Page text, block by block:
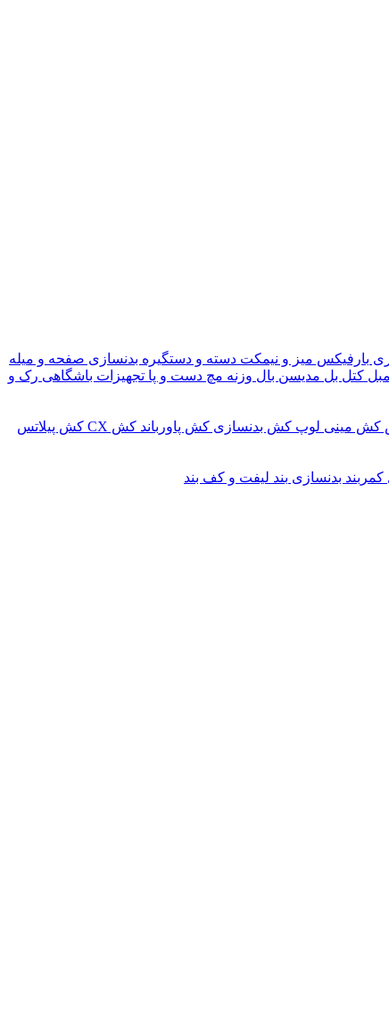
بارفیکس میز و نیمکت دسته و دستگیره بدنسازی صفحه و میله
کتل بل مدیسن بال وزنه مچ دست و پا تجهیزات باشگاهی رک و
کش مینی لوپ کش بدنسازی کش پاورباند کش CX
کش پیلاتس
کمربند بدنسازی بند لیفت و کف بند